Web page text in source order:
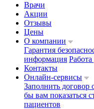
Врачи
Акции
Отзывы
Цены
О компании
Гарантия
информация Работа
Контакты
Онлайн-сервисы
Заполнить договор
бы вам показаться
пациентов